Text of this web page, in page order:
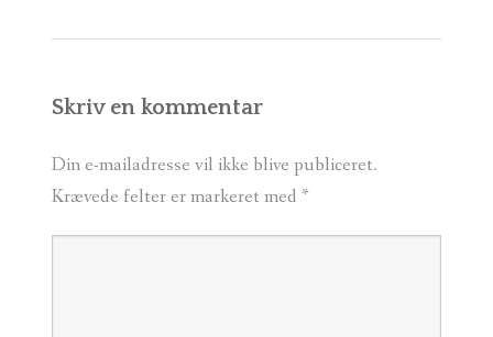
navigation
Skriv en kommentar
Din e-mailadresse vil ikke blive publiceret.
Krævede felter er markeret med *